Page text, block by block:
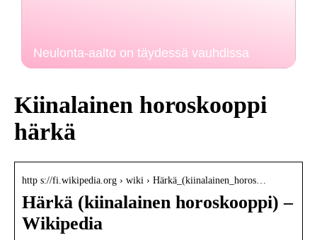
Neulonta-aalto on täydessä vauhdissa
Kiinalainen horoskooppi
härkä
http s://fi.wikipedia.org › wiki › Härkä_(kiinalainen_horos…
Härkä (kiinalainen horoskooppi) –
Wikipedia